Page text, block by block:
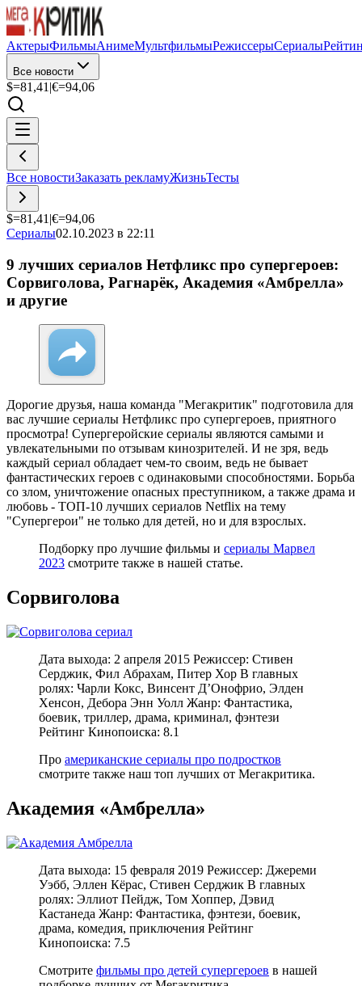
АктерыФильмыАнимеМультфильмыРежиссерыСериалы
Все новости
$=81,41 |€=94,06
Все новостиЗаказать рекламуЖизньТесты
$=81,41 |€=94,06
Сериалы02.10.2023 в 22:11
9 лучших сериалов Нетфликс про супергероев:
Сорвиголова, Рагнарёк, Академия «Амбрелла»
и другие
Дорогие друзья, наша команда "Мегакритик" подготовила для
вас лучшие сериалы Нетфликс про супергероев, приятного
просмотра! Супергеройские сериалы являются самыми и
увлекательными по отзывам кинозрителей. И не зря, ведь
каждый сериал обладает чем-то своим, ведь не бывает
фантастических героев с одинаковыми способностями. Борьба
со злом, уничтожение опасных преступником, а также драма и
любовь - ТОП-10 лучших сериалов Netflix на тему
"Супергерои" не только для детей, но и для взрослых.
Подборку про лучшие фильмы и сериалы Марвел
2023 смотрите также в нашей статье.
Сорвиголова
Дата выхода: 2 апреля 2015 Режиссер: Стивен
Серджик, Фил Абрахам, Питер Хор В главных
ролях: Чарли Кокс, Винсент Д’Онофрио, Элден
Хенсон, Дебора Энн Уолл Жанр: Фантастика,
боевик, триллер, драма, криминал, фэнтези
Рейтинг Кинопоиска: 8.1
Про американские сериалы про подростков
смотрите также наш топ лучших от Мегакритика.
Академия «Амбрелла»
Дата выхода: 15 февраля 2019 Режиссер: Джереми
Уэбб, Эллен Кёрас, Стивен Серджик В главных
ролях: Эллиот Пейдж, Том Хоппер, Дэвид
Кастанеда Жанр: Фантастика, фэнтези, боевик,
драма, комедия, приключения Рейтинг
Кинопоиска: 7.5
Смотрите фильмы про детей супергероев в нашей